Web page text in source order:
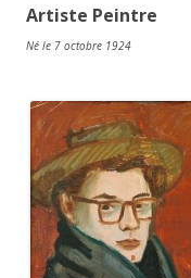
Artiste Peintre
Né le 7 octobre 1924